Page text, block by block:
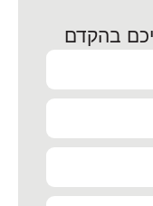
בהקדם